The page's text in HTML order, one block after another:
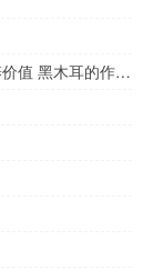
黑木耳有什么营养价值和功效（黑木耳的营养价值 黑木耳的作用及功效有哪些）